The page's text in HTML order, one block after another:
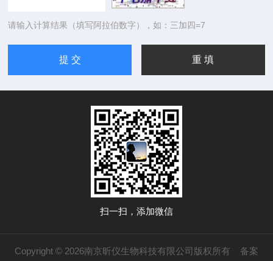
请输入计算结果（填写阿拉伯数字），如：三加四=7
扫一扫，添加微信
Copyright © 2026南京昕仪生物科技有限公司版权所有 备案